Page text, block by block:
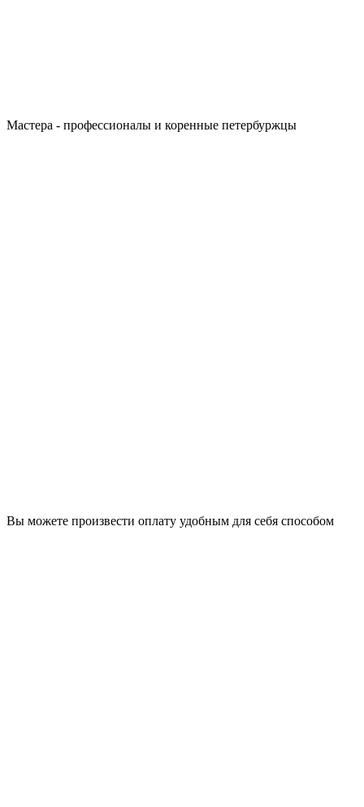
Мастера - профессионалы и коренные петербуржцы
Вы можете произвести оплату удобным для себя способом